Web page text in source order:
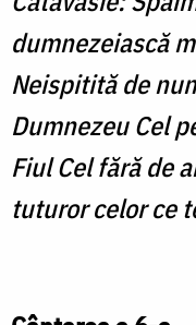
dumnezeiască
Neispitită de
Dumnezeu Cel
Fiul Cel fără de
tuturor celor ce